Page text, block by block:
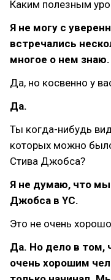
Каким полезным
Я не могу с
встречались
многое о нем знаю.
Да, но косвенно у
Да.
Ты когда-нибудь
которых можно
Стива Джобса?
Я не думаю, что
Джобса в YC.
Это не очень
Да. Но дело в том,
очень хорошим